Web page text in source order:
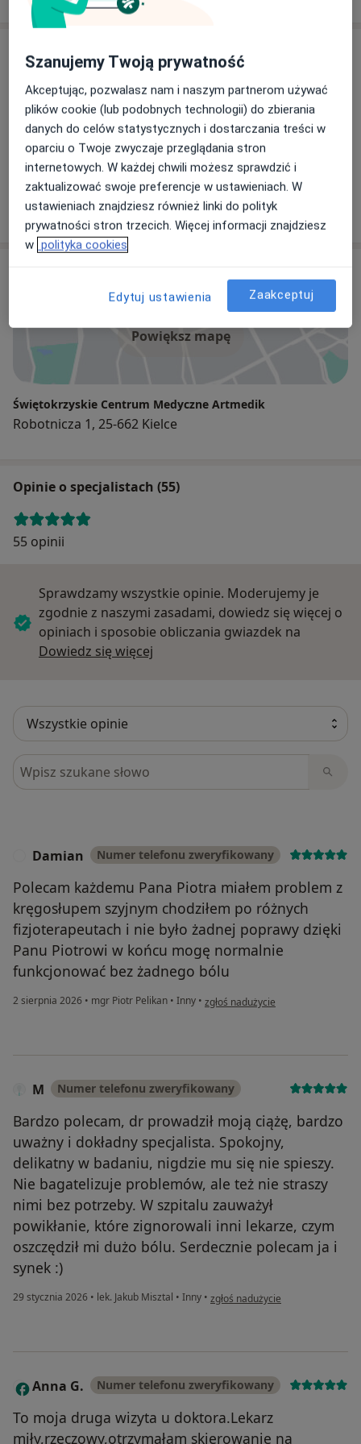
komfortowo przystosowanych pomieszczeniach. To
rozwija. Dostosowując się do potrzeb Pacjentów,
najwyższej klasy sprzęt medyczny.
Zgodnie ze zmianami wprowadzonymi przez
Narodowy Fundusz Zdrowia od 1 października
Świętokrzyskie Centrum Medyczne ARTMEDIK
uruchomiło Nocną i Świąteczną opiekę zdrowotną.
Oznacza to, że przychodnia jest czynna 7 dni w
tygodniu przez 24 h na dobę.
Medycznego uzupełnia Szpital Kielecki św. Aleksandra i
Szpital Specjalistyczny im. Władysława Biegańskiego w
Jędrzejowie, wchodzące w skład Grupy ARTMEDIK.
Ortopeda
lek. Tomasz Szynkarczuk
Ortopeda
197 opinii
Powiększ mapę
Świętokrzyskie Centrum Medyczne Artmedik
Robotnicza 1, 25-662 Kielce
Opinie o specjalistach (55)
55 opinii
Sprawdzamy wszystkie opinie. Moderujemy je
zgodnie z naszymi zasadami, dowiedz się więcej o
opiniach i sposobie obliczania gwiazdek na
Dowiedz się więcej
Szukaj w opiniach
Damian Numer telefonu zweryfikowany
Polecam każdemu Pana Piotra miałem problem z
kręgosłupem szyjnym chodziłem po różnych
fizjoterapeutach i nie było żadnej poprawy dzięki
Panu Piotrowi w końcu mogę normalnie
funkcjonować bez żadnego bólu
2 sierpnia 2026 • mgr Piotr Pelikan • Inny • w opinii użytkownika Damian
zgłoś nadużycie
M Numer telefonu zweryfikowany
Bardzo polecam, dr prowadził moją ciążę, bardzo
uważny i dokładny specjalista. Spokojny,
delikatny w badaniu, nigdzie mu się nie spieszy.
Nie bagatelizuje problemów, ale też nie straszy
nimi bez potrzeby. W szpitalu zauważył
powikłanie, które zignorowali inni lekarze, czym
oszczędził mi dużo bólu. Serdecznie polecam ja i
synek :)
29 stycznia 2026 • lek. Jakub Misztal • Inny • w opinii użytkownika M
zgłoś nadużycie
A Anna G. Numer telefonu zweryfikowany
To moja druga wizyta u doktora.Lekarz
miły,rzeczowy,otrzymałam skierowanie na
Szanujemy Twoją prywatność
Akceptując, pozwalasz nam i naszym partnerom używać
plików cookie (lub podobnych technologii) do zbierania
danych do celów statystycznych i dostarczania treści w
oparciu o Twoje zwyczaje przeglądania stron
internetowych. W każdej chwili możesz sprawdzić i
zaktualizować swoje preferencje w ustawieniach. W
ustawieniach znajdziesz również linki do polityk
prywatności stron trzecich. Więcej informacji znajdziesz
w polityka cookies
Edytuj ustawienia Zaakceptuj